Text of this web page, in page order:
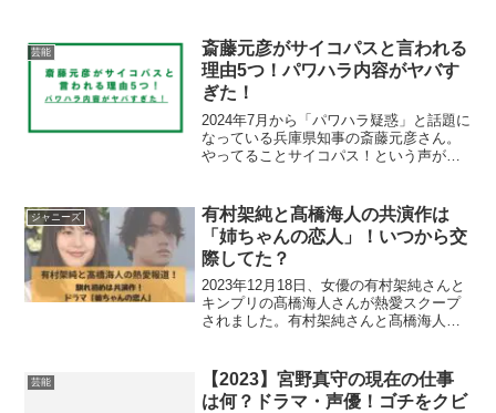
ンさん？佐藤勝利さんとポリンさんの馴
れ初めや交際期...
芸能
斎藤元彦がサイコパスと言われる
理由5つ！パワハラ内容がヤバす
ぎた！
2024年7月から「パワハラ疑惑」と話題に
なっている兵庫県知事の斎藤元彦さん。
やってることサイコパス！という声があ
のでしょうか？そこで今回は、斎藤元彦
さんがサイコパスと...
ジャニーズ
有村架純と髙橋海人の共演作は
「姉ちゃんの恋人」！いつから交
際してた？
2023年12月18日、女優の有村架純さんと
キンプリの髙橋海人さんが熱愛スクープ
されました。有村架純さんと髙橋海人さ
は、有村架純さんと髙橋海人さんの共演
作は何？いつから交...
芸能
【2023】宮野真守の現在の仕事
は何？ドラマ・声優！ゴチをクビ